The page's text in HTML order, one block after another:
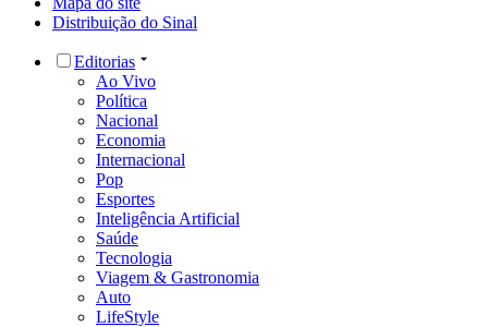
Distribuição do Sinal
Editorias
Ao Vivo
Política
Nacional
Economia
Internacional
Pop
Esportes
Inteligência Artificial
Saúde
Tecnologia
Viagem & Gastronomia
Auto
LifeStyle